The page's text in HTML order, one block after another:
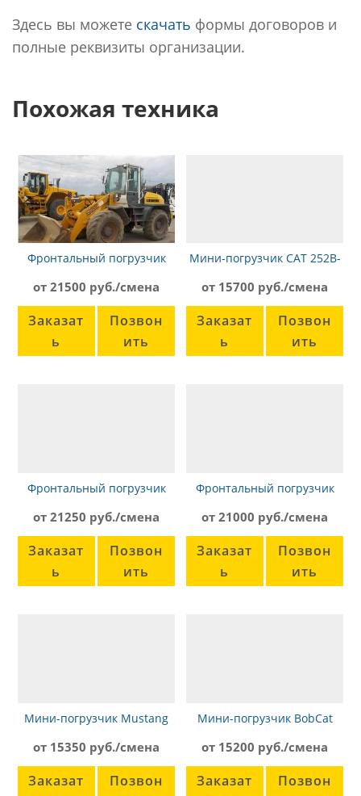
Здесь вы можете скачать формы договоров и
полные реквизиты организации.
Похожая техника
Фронтальный погрузчик
от 21500 руб./смена
Заказат
ь
Позвон
ить
Мини-погрузчик CAT 252B-
от 15700 руб./смена
Заказат
ь
Позвон
ить
Фронтальный погрузчик
от 21250 руб./смена
Заказат
ь
Позвон
ить
Фронтальный погрузчик
от 21000 руб./смена
Заказат
ь
Позвон
ить
Мини-погрузчик Mustang
от 15350 руб./смена
Заказат
Позвон
Мини-погрузчик BobCat
от 15200 руб./смена
Заказат
Позвон